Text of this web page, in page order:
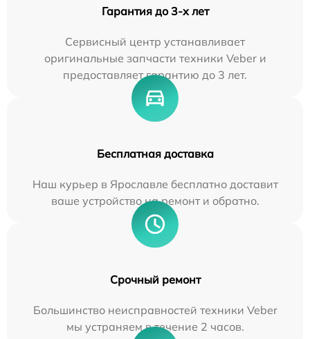
Гарантия до 3-х лет
Сервисный центр устанавливает
оригинальные запчасти техники Veber и
предоставляет гарантию до 3 лет.
Бесплатная доставка
Наш курьер в Ярославле бесплатно доставит
ваше устройство на ремонт и обратно.
Срочный ремонт
Большинство неисправностей техники Veber
мы устраняем в течение 2 часов.